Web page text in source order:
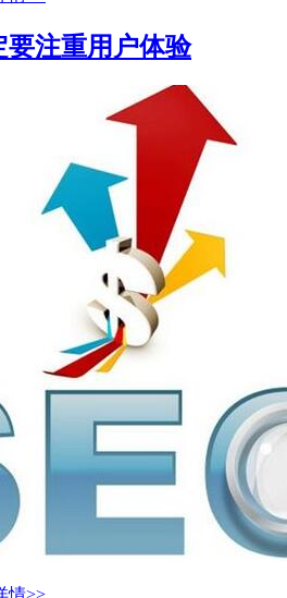
要注重用户体验